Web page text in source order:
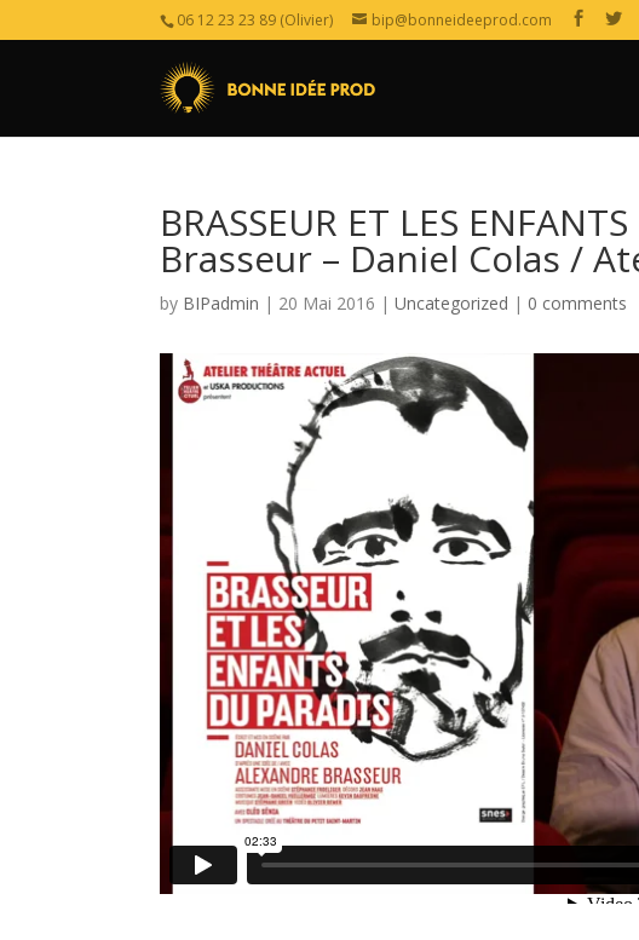
06 12 23 23 89 (Olivier) bip@bonneideeprod.com
BRASSEUR ET LES
Brasseur – Daniel Colas /
by BIPadmin | 20 Mai 2016 | Uncategorized | 0 comments